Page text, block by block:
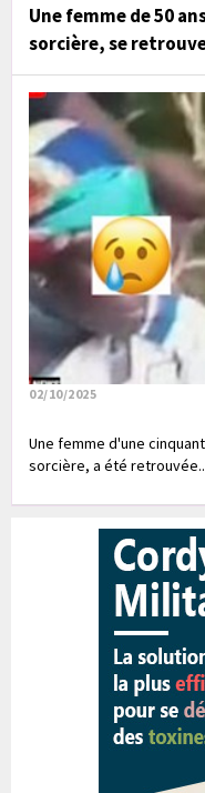
Une femme de 50
sorcière, se
02/10/2025
Une femme d'une
sorcière, a été